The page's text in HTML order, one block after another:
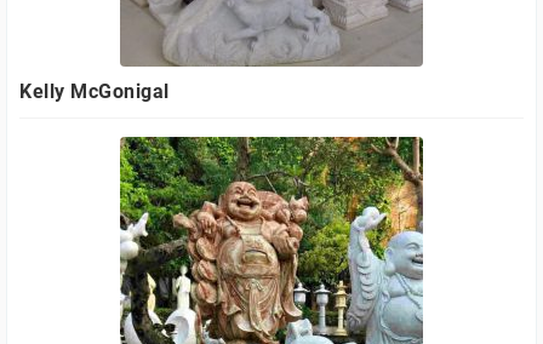
Kelly McGonigal